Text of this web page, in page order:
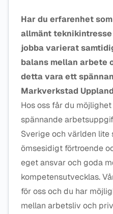
Har du erfarenhet
allmänt
jobba varierat
balans mellan arbete
detta vara ett
Markverkstad Uppland
Hos oss får du
spännande
Sverige och världen lite
ömsesidigt förtroende
eget ansvar och goda
kompetensutvecklas.
för oss och du har
mellan arbetsliv och